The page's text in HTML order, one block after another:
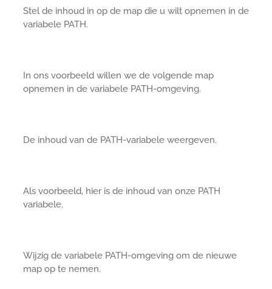
Stel de inhoud in op de map die u wilt opnemen in de
variabele PATH.
In ons voorbeeld willen we de volgende map
opnemen in de variabele PATH-omgeving.
De inhoud van de PATH-variabele weergeven.
Als voorbeeld, hier is de inhoud van onze PATH
variabele.
Wijzig de variabele PATH-omgeving om de nieuwe
map op te nemen.